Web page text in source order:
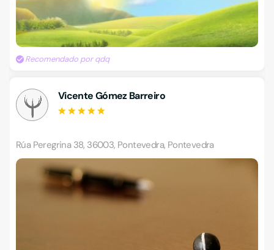
Recomendado por qdq
Vicente Gómez Barreiro
Rúa Peregrina 38, 36003, Pontevedra, Pontevedra